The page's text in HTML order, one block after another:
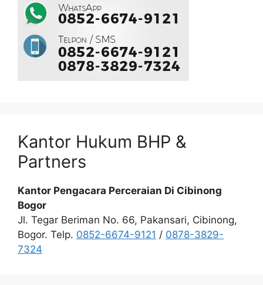
Kantor Hukum BHP &
Partners
Kantor Pengacara Perceraian Di Cibinong
Bogor
Jl. Tegar Beriman No. 66, Pakansari, Cibinong,
Bogor. Telp. 0852-6674-9121 / 0878-3829-
7324